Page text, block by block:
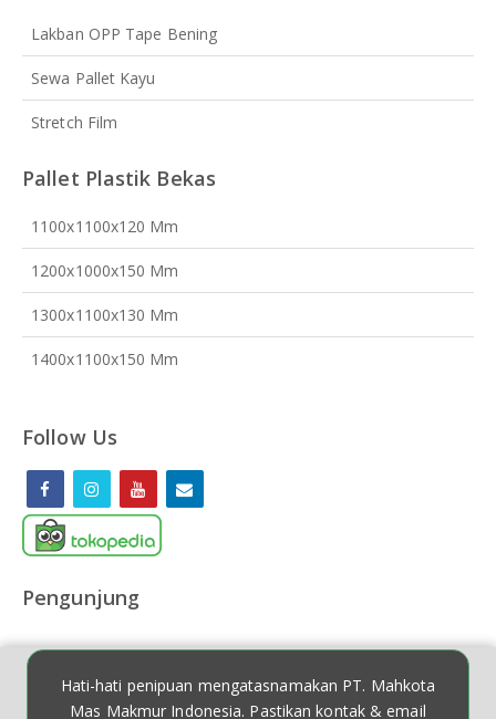
Lakban OPP Tape Bening
Sewa Pallet Kayu
Stretch Film
Pallet Plastik Bekas
1100x1100x120 Mm
1200x1000x150 Mm
1300x1100x130 Mm
1400x1100x150 Mm
Hati-hati penipuan mengatasnamakan PT. Mahkota
Mas Makmur Indonesia. Pastikan kontak & email
Follow Us
Pengunjung